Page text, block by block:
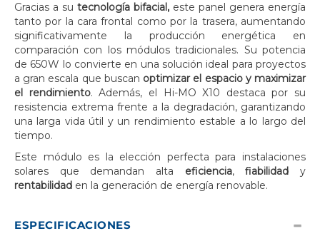
Gracias a su tecnología bifacial, este panel genera energía
tanto por la cara frontal como por la trasera, aumentando
significativamente la producción energética en
comparación con los módulos tradicionales. Su potencia
de 650W lo convierte en una solución ideal para proyectos
a gran escala que buscan optimizar el espacio y maximizar
el rendimiento. Además, el Hi-MO X10 destaca por su
resistencia extrema frente a la degradación, garantizando
una larga vida útil y un rendimiento estable a lo largo del
tiempo.
Este módulo es la elección perfecta para instalaciones
solares que demandan alta eficiencia,fiabilidad y
rentabilidad en la generación de energía renovable.
ESPECIFICACIONES